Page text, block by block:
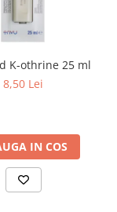
K-othrine 25 ml
8,50 Lei
IN COS